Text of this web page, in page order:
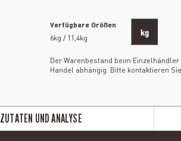
Verfügbare Größen
6kg / 11,4kg
kg
Der Warenbestand beim
Handel abhängig. Bitte kontaktieren
ZUTATEN UND ANALYSE